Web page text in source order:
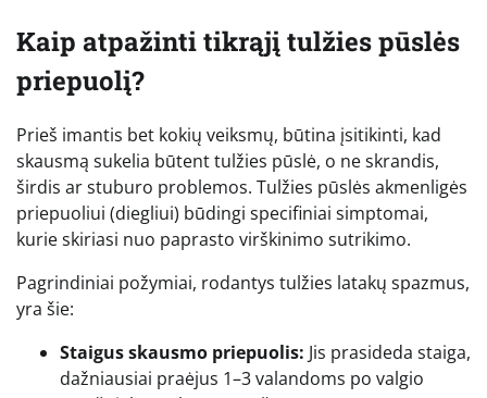
Kaip atpažinti tikrąjį tulžies pūslės
priepuolį?
Prieš imantis bet kokių veiksmų, būtina įsitikinti, kad
skausmą sukelia būtent tulžies pūslė, o ne skrandis,
širdis ar stuburo problemos. Tulžies pūslės akmenligės
priepuoliui (diegliui) būdingi specifiniai simptomai,
kurie skiriasi nuo paprasto virškinimo sutrikimo.
Pagrindiniai požymiai, rodantys tulžies latakų spazmus,
yra šie:
Staigus skausmo priepuolis: Jis prasideda staiga,
dažniausiai praėjus 1–3 valandoms po valgio